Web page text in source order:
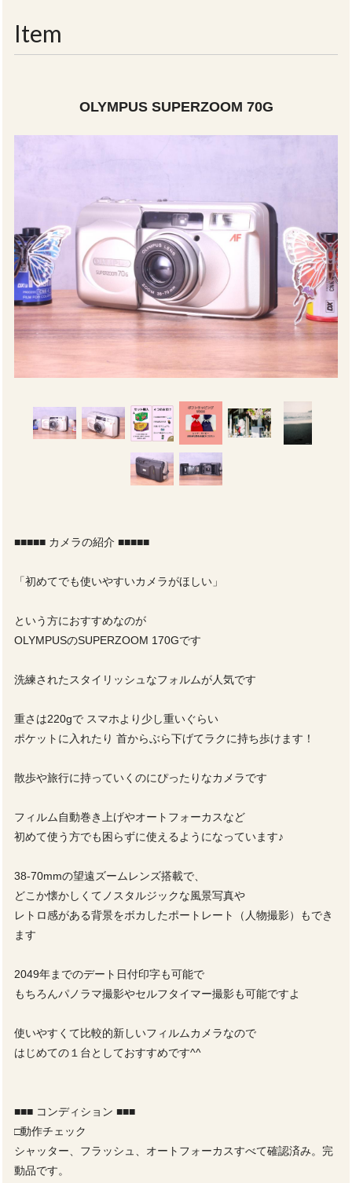
Item
OLYMPUS SUPERZOOM 70G
■■■■■ カメラの紹介 ■■■■■
「初めてでも使いやすいカメラがほしい」
という方におすすめなのが
OLYMPUSのSUPERZOOM 170Gです
洗練されたスタイリッシュなフォルムが人気です
重さは220gで スマホより少し重いぐらい
ポケットに入れたり 首からぶら下げてラクに持ち歩けます！
散歩や旅行に持っていくのにぴったりなカメラです
フィルム自動巻き上げやオートフォーカスなど
初めて使う方でも困らずに使えるようになっています♪
38-70mmの望遠ズームレンズ搭載で、
どこか懐かしくてノスタルジックな風景写真や
レトロ感がある背景をボカしたポートレート（人物撮影）もでき
ます
2049年までのデート日付印字も可能で
もちろんパノラマ撮影やセルフタイマー撮影も可能ですよ
使いやすくて比較的新しいフィルムカメラなので
はじめての１台としておすすめです^^
■■■ コンディション ■■■
□動作チェック
シャッター、フラッシュ、オートフォーカスすべて確認済み。完
動品です。